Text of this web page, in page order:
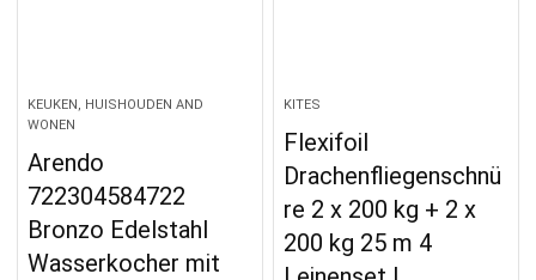
KEUKEN, HUISHOUDEN AND
WONEN
Arendo
722304584722
Bronzo Edelstahl
Wasserkocher mit
KITES
Flexifoil
Drachenfliegenschnü
re 2 x 200 kg + 2 x
200 kg 25 m 4